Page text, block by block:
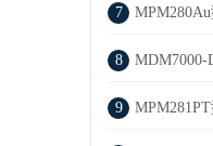
7
8 MDM7000-
9